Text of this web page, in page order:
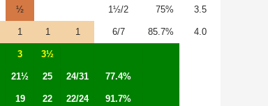
½ 1½/2 75% 3.5
1 1 1 6/7 85.7% 4.0
3 3½
21½ 25 24/31 77.4%
19 22 22/24 91.7%